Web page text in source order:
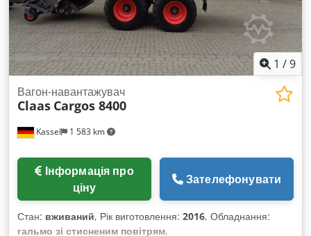
1 /9
Kassel 1 583 km
Вагон-навантажувач
Claas Cargos 8400
ціну
Зателефонувати
Стан: вживаний, Рік виготовлення: 2016, Обладнання:
гальмо зі стисненим повітрям,